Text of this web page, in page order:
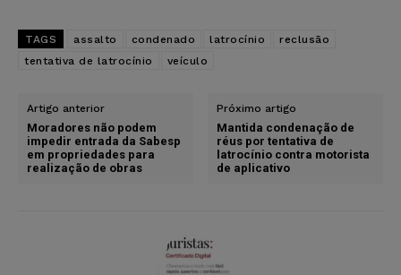
TAGS assalto condenado latrocínio
reclusão
tentativa de latrocínio
veículo
Artigo anterior
Moradores não podem
impedir entrada da Sabesp
em propriedades para
realização de obras
Próximo artigo
Mantida condenação de
réus por tentativa de
latrocínio contra motorista
de aplicativo